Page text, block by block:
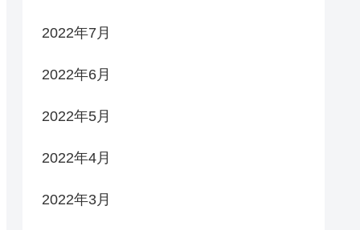
2022年7月
2022年6月
2022年5月
2022年4月
2022年3月